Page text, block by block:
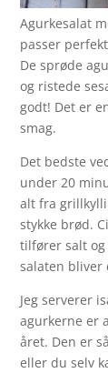
Agurkesalat
passer
De sprøde
og ristede
godt! Det er
smag.
Det bedste
under 20
alt fra
stykke brød.
tilfører salt og
salaten bliver
Jeg serverer
agurkerne er
året. Den er
eller du selv